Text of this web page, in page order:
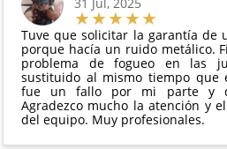
Tuve que solicitar la garantía de
porque hacía un ruido metálico.
problema de fogueo en las
sustituido al mismo tiempo que
fue un fallo por mi parte y
Agradezco mucho la atención y
del equipo. Muy profesionales.